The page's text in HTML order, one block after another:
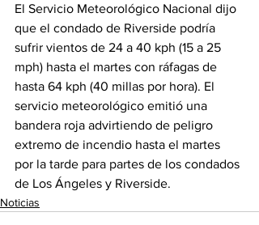
El Servicio Meteorológico Nacional dijo
que el condado de Riverside podría
sufrir vientos de 24 a 40 kph (15 a 25
mph) hasta el martes con ráfagas de
hasta 64 kph (40 millas por hora). El
servicio meteorológico emitió una
bandera roja advirtiendo de peligro
extremo de incendio hasta el martes
por la tarde para partes de los condados
de Los Ángeles y Riverside.
Noticias